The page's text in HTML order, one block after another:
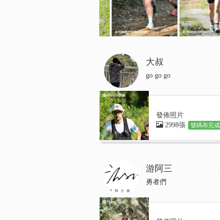
大叔
go go go
發佈照片
2998張
號碼布完
游阿三
勇者們